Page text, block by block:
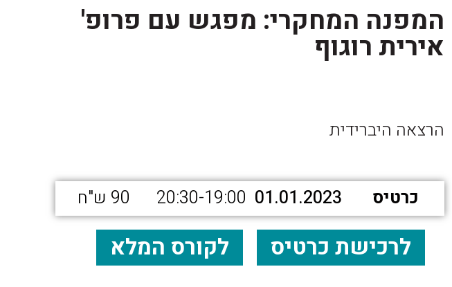
המפנה המחקרי: מפגש עם פרופ'
אירית רוגוף
הרצאה היברידית
כרטיס 01.01.2023
20:30-19:00 90 ש"ח
לרכישת כרטיס לקורס המלא